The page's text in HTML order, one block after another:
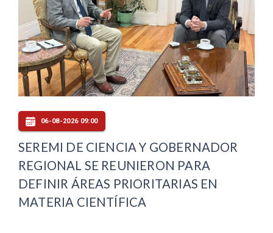
06-08-2026 09:00
SEREMI DE CIENCIA Y GOBERNADOR
REGIONAL SE REUNIERON PARA
DEFINIR ÁREAS PRIORITARIAS EN
MATERIA CIENTÍFICA